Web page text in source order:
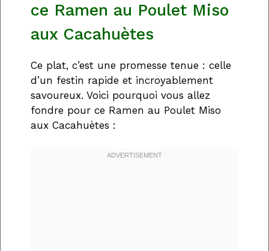
ce Ramen au Poulet Miso
aux Cacahuètes
Ce plat, c’est une promesse tenue : celle
d’un festin rapide et incroyablement
savoureux. Voici pourquoi vous allez
fondre pour ce Ramen au Poulet Miso
aux Cacahuètes :